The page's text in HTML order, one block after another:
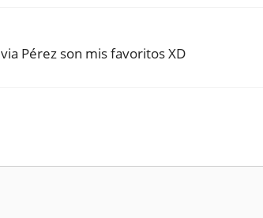
Pérez son mis favoritos XD